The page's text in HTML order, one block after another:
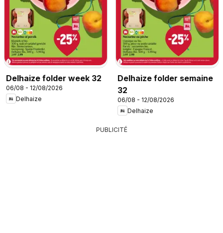
Delhaize folder week 32
06/08 - 12/08/2026
Delhaize
Delhaize folder semaine
32
06/08 - 12/08/2026
Delhaize
PUBLICITÉ